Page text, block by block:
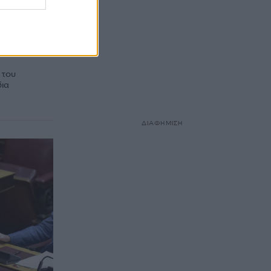
ΔΙΑΦΗΜΙΣΗ